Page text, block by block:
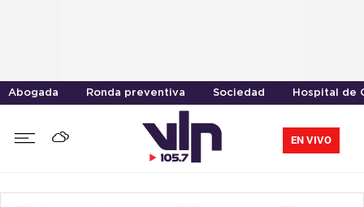
Abogada Ronda preventiva Sociedad Hospital de
EN VIVO